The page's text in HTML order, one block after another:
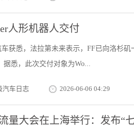
人形机器人交付
获悉，法拉第未来表示，FF已向洛杉
据悉，此次交付对象为Wo...
汽车日志 2026-06-06 04:29
量大会在上海举行：发布“